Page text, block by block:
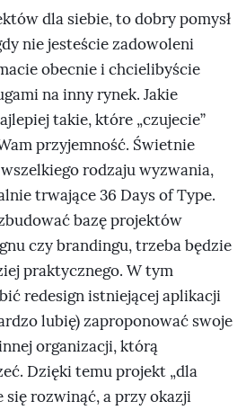
dla siebie, to dobry pomysł
nie jesteście zadowoleni
obecnie i chcielibyście
na inny rynek. Jakie
takie, które „czujecie”
przyjemność. Świetnie
rodzaju wyzwania,
trwające 36 Days of Type.
bazę projektów
czy brandingu, trzeba będzie
praktycznego. W tym
redesign istniejącej aplikacji
lubię) zaproponować swoje
organizacji, którą
Dzięki temu projekt „dla
się rozwinąć, a przy okazji